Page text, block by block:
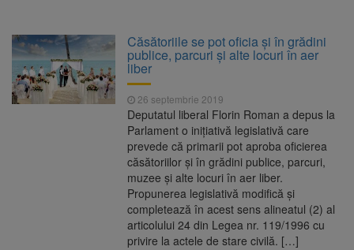
Căsătoriile se pot oficia şi în grădini
publice, parcuri şi alte locuri în aer
liber
26 septembrie 2019
Deputatul liberal Florin Roman a depus la
Parlament o iniţiativă legislativă care
prevede că primarii pot aproba oficierea
căsătoriilor şi în grădini publice, parcuri,
muzee şi alte locuri în aer liber.
Propunerea legislativă modifică şi
completează în acest sens alineatul (2) al
articolului 24 din Legea nr. 119/1996 cu
privire la actele de stare civilă. […]